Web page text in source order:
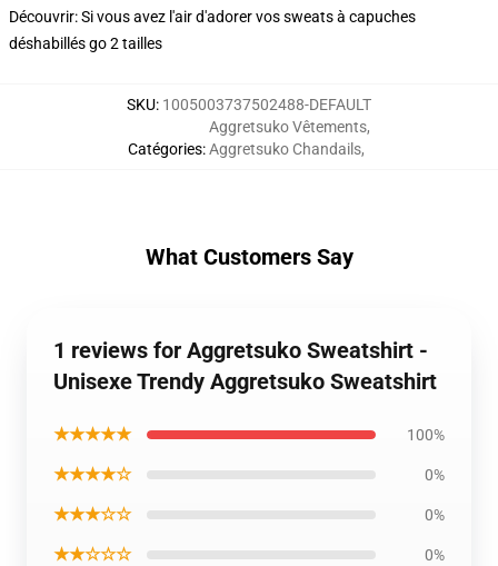
Découvrir: Si vous avez l'air d'adorer vos sweats à capuches
déshabillés go 2 tailles
SKU: 1005003737502488-DEFAULT
Catégories:
Aggretsuko Vêtements,
Aggretsuko Chandails,
What Customers Say
1 reviews for Aggretsuko Sweatshirt -
Unisexe Trendy Aggretsuko Sweatshirt
★★★★★ 100%
★★★★☆ 0%
★★★☆☆ 0%
★★☆☆☆ 0%